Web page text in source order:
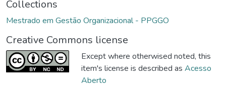
Collections
Mestrado em Gestão Organizacional - PPGGO
Creative Commons license
Except where otherwised noted, this
item's license is described as Acesso
Aberto